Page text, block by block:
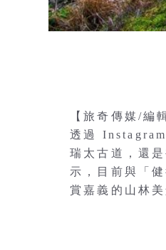
【旅奇傳媒/編
透過
瑞太古道，還
示，目前與「
賞嘉義的山林美